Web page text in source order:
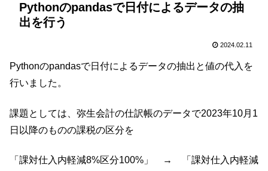
Pythonのpandasで日付によるデータの抽
出を行う
2024.02.11
Pythonのpandasで日付によるデータの抽出と値の代入を
行いました。
課題としては、弥生会計の仕訳帳のデータで2023年10月1
日以降のものの課税の区分を
「課対仕入内軽減8%区分100%」 → 「課対仕入内軽減